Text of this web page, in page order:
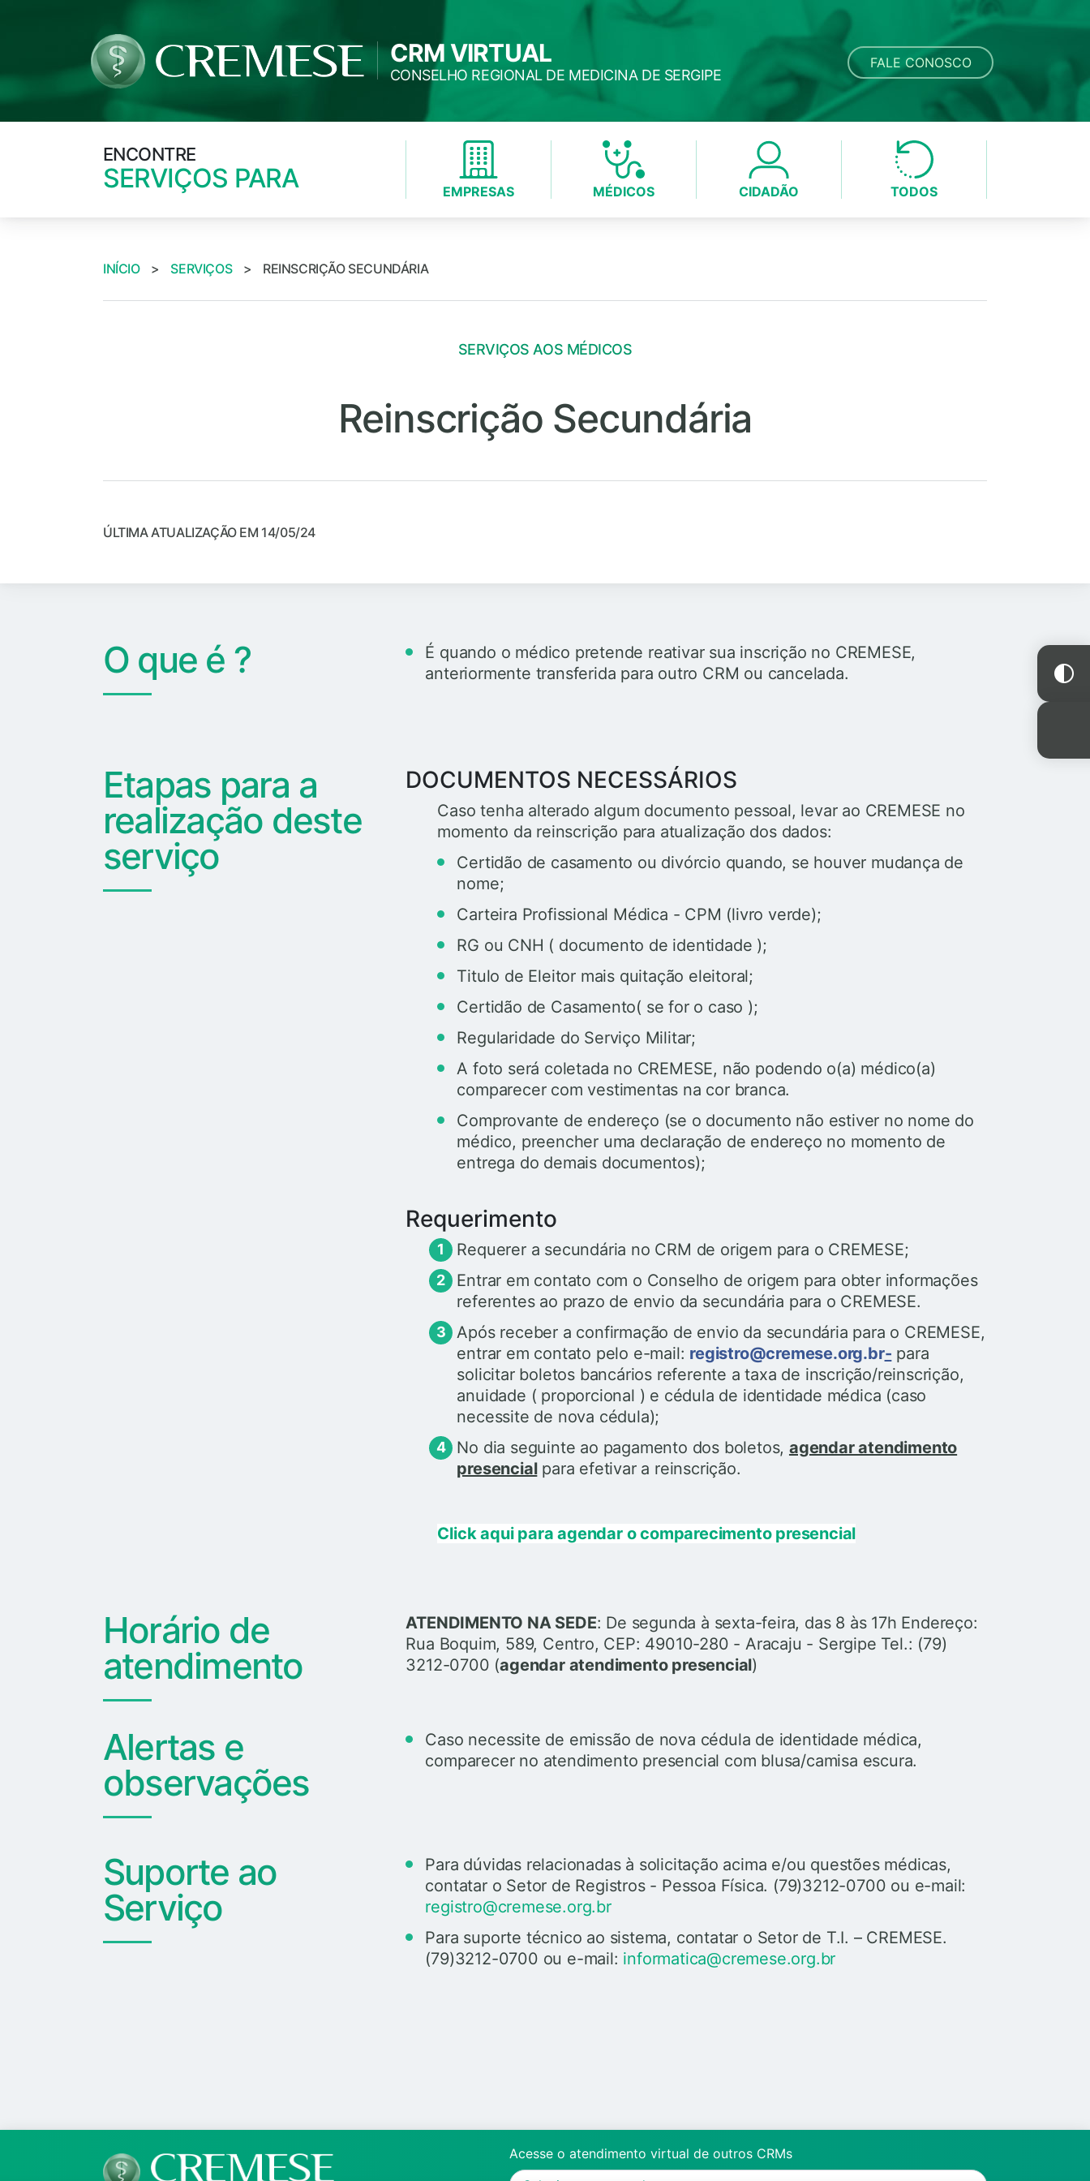
CRM VIRTUAL
CONSELHO REGIONAL DE MEDICINA DE SERGIPE
FALE CONOSCO
ENCONTRE
SERVIÇOS PARA EMPRESAS MÉDICOS CIDADÃO TODOS
INÍCIO > SERVIÇOS > REINSCRIÇÃO SECUNDÁRIA
SERVIÇOS AOS MÉDICOS
Reinscrição Secundária
ÚLTIMA ATUALIZAÇÃO EM 14/05/24
O que é ?
É quando o médico pretende reativar sua inscrição no CREMESE,
anteriormente transferida para outro CRM ou cancelada.
Etapas para a
realização deste
serviço
DOCUMENTOS NECESSÁRIOS
Caso tenha alterado algum documento pessoal, levar ao CREMESE no
momento da reinscrição para atualização dos dados:
Certidão de casamento ou divórcio quando, se houver mudança de
nome;
Carteira Profissional Médica - CPM (livro verde);
RG ou CNH ( documento de identidade );
Titulo de Eleitor mais quitação eleitoral;
Certidão de Casamento( se for o caso );
Regularidade do Serviço Militar;
A foto será coletada no CREMESE, não podendo o(a) médico(a)
comparecer com vestimentas na cor branca.
Comprovante de endereço (se o documento não estiver no nome do
médico, preencher uma declaração de endereço no momento de
entrega do demais documentos);
Requerimento
Requerer a secundária no CRM de origem para o CREMESE;
Entrar em contato com o Conselho de origem para obter informações
referentes ao prazo de envio da secundária para o CREMESE.
Após receber a confirmação de envio da secundária para o CREMESE,
entrar em contato pelo e-mail: registro@cremese.org.br- para
solicitar boletos bancários referente a taxa de inscrição/reinscrição,
anuidade ( proporcional ) e cédula de identidade médica (caso
necessite de nova cédula);
No dia seguinte ao pagamento dos boletos, agendar atendimento
presencialpara efetivar a reinscrição.
Click aqui para agendar o comparecimento presencial
Horário de
atendimento
ATENDIMENTO NA SEDE: De segunda à sexta-feira, das 8 às 17h Endereço:
Rua Boquim, 589, Centro, CEP: 49010-280 - Aracaju - Sergipe Tel.: (79)
3212-0700 (agendar atendimento presencial)
Alertas e
observações
Caso necessite de emissão de nova cédula de identidade médica,
comparecer no atendimento presencial com blusa/camisa escura.
Suporte ao
Serviço
Para dúvidas relacionadas à solicitação acima e/ou questões médicas,
contatar o Setor de Registros - Pessoa Física. (79)3212-0700 ou e-mail:
registro@cremese.org.br
Para suporte técnico ao sistema, contatar o Setor de T.I. – CREMESE.
(79)3212-0700 ou e-mail: informatica@cremese.org.br
Acesse o atendimento virtual de outros CRMs